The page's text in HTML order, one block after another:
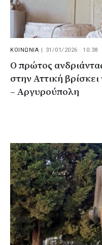
ΚΟΙΝΩΝΙΑ 31/01/2026 · 10:38
Ο πρώτος
στην Αττική
– Αργυρούπολη